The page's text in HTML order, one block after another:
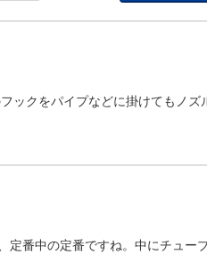
クをパイプなどに掛けてもノズ
番中の定番ですね。中にチュー